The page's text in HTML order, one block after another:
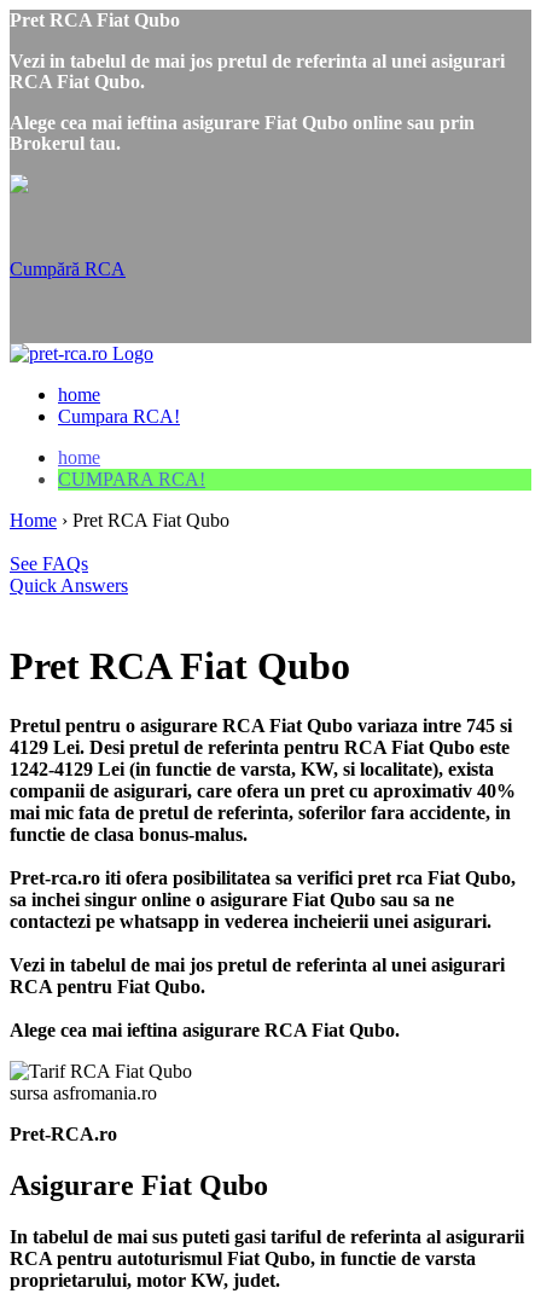
Pret RCA Fiat Qubo
Vezi in tabelul de mai jos pretul de referinta al unei asigurari
RCA Fiat Qubo.
Alege cea mai ieftina asigurare Fiat Qubo online sau prin
Brokerul tau.
Cumpără RCA
home
Cumpara RCA!
home
CUMPARA RCA!
Home › Pret RCA Fiat Qubo
See FAQs
Quick Answers
Pret RCA Fiat Qubo
Pretul pentru o asigurare RCA Fiat Qubo variaza intre 745 si
4129 Lei. Desi pretul de referinta pentru RCA Fiat Qubo este
1242-4129 Lei (in functie de varsta, KW, si localitate), exista
companii de asigurari, care ofera un pret cu aproximativ 40%
mai mic fata de pretul de referinta, soferilor fara accidente, in
functie de clasa bonus-malus.
Pret-rca.ro iti ofera posibilitatea sa verifici pret rca Fiat Qubo,
sa inchei singur online o asigurare Fiat Qubo sau sa ne
contactezi pe whatsapp in vederea incheierii unei asigurari.
Vezi in tabelul de mai jos pretul de referinta al unei asigurari
RCA pentru Fiat Qubo.
Alege cea mai ieftina asigurare RCA Fiat Qubo.
sursa asfromania.ro
Pret-RCA.ro
Asigurare Fiat Qubo
In tabelul de mai sus puteti gasi tariful de referinta al asigurarii
RCA pentru autoturismul Fiat Qubo, in functie de varsta
proprietarului, motor KW, judet.